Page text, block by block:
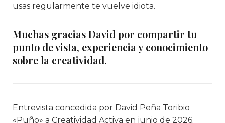
usas regularmente te vuelve idiota.
Muchas gracias David por compartir tu
punto de vista, experiencia y conocimiento
sobre la creatividad.
Entrevista concedida por David Peña Toribio
«Puño» a Creatividad Activa en junio de 2026.